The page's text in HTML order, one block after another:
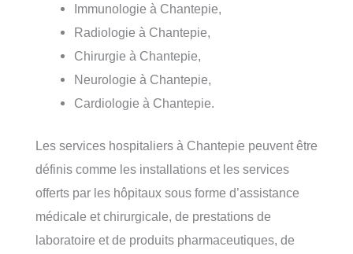
Immunologie à Chantepie,
Radiologie à Chantepie,
Chirurgie à Chantepie,
Neurologie à Chantepie,
Cardiologie à Chantepie.
Les services hospitaliers à Chantepie peuvent être
définis comme les installations et les services
offerts par les hôpitaux sous forme d’assistance
médicale et chirurgicale, de prestations de
laboratoire et de produits pharmaceutiques, de